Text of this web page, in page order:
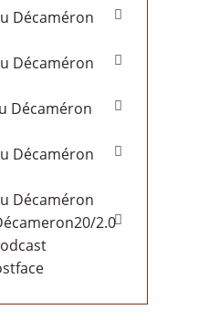
Décaméron

Décaméron

Décaméron

Décaméron

Décaméron
2.0